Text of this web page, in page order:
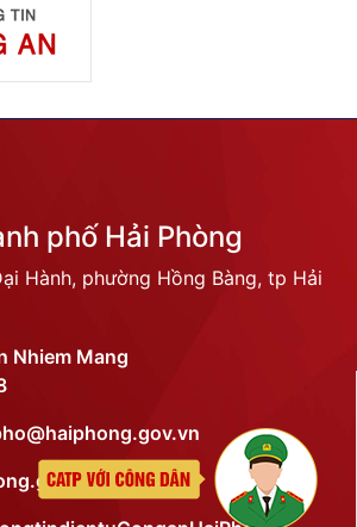
cảnh: Hướng dẫn những quy định mới trong lĩnh
N/A